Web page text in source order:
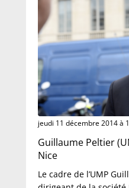
jeudi 11 décembre 2014 à
Guillaume Peltier
Nice
Le cadre de l’UMP